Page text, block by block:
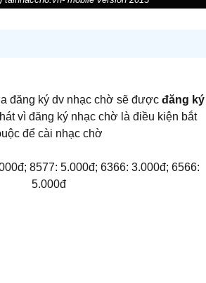
đăng ký dv nhạc chờ sẽ được đăng ký
vì đăng ký nhạc chờ là điều kiện bắt
để cài nhạc chờ
8577: 5.000đ; 6366: 3.000đ; 6566:
5.000đ